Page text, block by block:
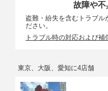
故障や不
盗難・紛失を含むトラブル
ださい。
トラブル時の対応および
東京、大阪、愛知に4店舗